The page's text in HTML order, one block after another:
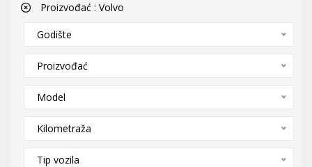
Proizvođać : Volvo
Godište
Proizvođać
Model
Kilometraža
Tip vozila